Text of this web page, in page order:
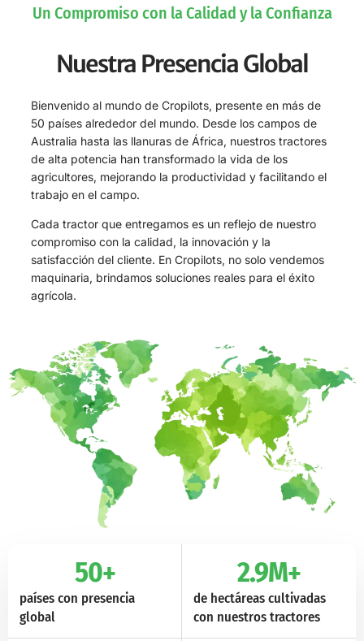
Un Compromiso con la Calidad y la Confianza
Nuestra Presencia Global
Bienvenido al mundo de Cropilots, presente en más de
50 países alrededor del mundo. Desde los campos de
Australia hasta las llanuras de África, nuestros tractores
de alta potencia han transformado la vida de los
agricultores, mejorando la productividad y facilitando el
trabajo en el campo.
Cada tractor que entregamos es un reflejo de nuestro
compromiso con la calidad, la innovación y la
satisfacción del cliente. En Cropilots, no solo vendemos
maquinaria, brindamos soluciones reales para el éxito
agrícola.
países con presencia
global
50+
de hectáreas cultivadas
con nuestros tractores
2.9M+